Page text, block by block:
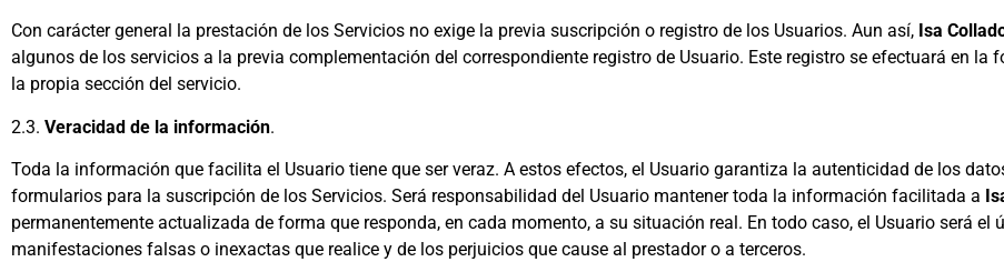
Con carácter general la prestación de los Servicios no exige la previa suscripción o registro de los Usuarios. Aun así, Isa
algunos de los servicios a la previa complementación del correspondiente registro de Usuario. Este registro se efectuará en la
la propia sección del servicio.
2.3. Veracidad de la información.
Toda la información que facilita el Usuario tiene que ser veraz. A estos efectos, el Usuario garantiza la autenticidad de los
formularios para la suscripción de los Servicios. Será responsabilidad del Usuario mantener toda la información facilitada a
permanentemente actualizada de forma que responda, en cada momento, a su situación real. En todo caso, el Usuario será el
manifestaciones falsas o inexactas que realice y de los perjuicios que cause al prestador o a terceros.